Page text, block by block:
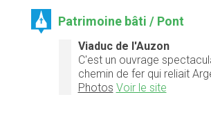
Patrimoine bâti / Pont
Viaduc de l'Auzon
C'est un ouvrage
chemin de fer qui reliait
Photos Voir le site